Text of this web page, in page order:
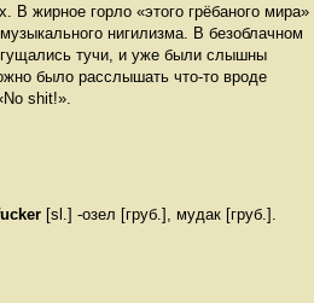
В жирное горло «этого грёбаного мира»
нигилизма. В безоблачном
тучи, и уже были слышны
было расслышать что-то вроде
shit!».
[sl.] -озел [груб.], мудак [груб.].